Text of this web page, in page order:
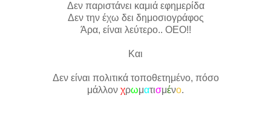
Δεν παριστάνει καμιά εφημερίδα
Δεν την έχω δει δημοσιογράφος
Άρα, είναι λεύτερο.. ΟΕΟ!!
Και
Δεν είναι πολιτικά τοποθετημένο, πόσο
μάλλον χρωματισμένο.